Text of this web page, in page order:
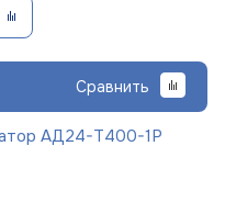
Сравнить
АД24-Т400-1Р